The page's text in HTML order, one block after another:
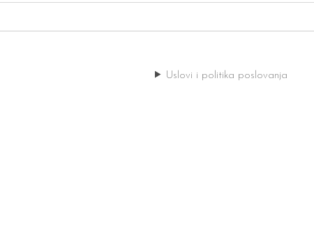
Uslovi i politika poslovanja